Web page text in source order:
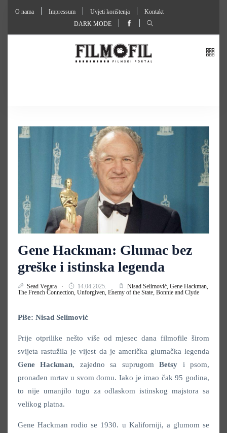
O nama Impressum Uvjeti korištenja
Kontakt
DARK MODE
Gene Hackman: Glumac bez
greške i istinska legenda
Sead Vegara 14.04.2025. Nisad Selimović, Gene Hackman,
The French Connection, Unforgiven, Enemy of the State, Bonnie and Clyde
Piše: Nisad Selimović
Prije otprilike nešto više od mjesec dana filmofile širom
svijeta rastužila je vijest da je američka glumačka legenda
Gene Hackman, zajedno sa suprugomBetsy i psom,
pronađen mrtav u svom domu. Iako je imao čak 95 godina,
to nije umanjilo tugu za odlaskom istinskog majstora sa
velikog platna.
Gene Hackman rodio se 1930. u Kaliforniji, a glumom se